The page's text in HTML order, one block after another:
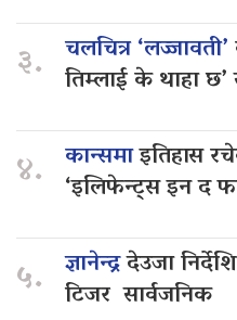
३. चलचित्र ‘लज्जावती’
तिम्लाई के थाहा
४. कान्समाइतिहास
‘इलिफेन्ट्स इन द
५. ज्ञानेन्द्रदेउजा
टिजर सार्वजनिक